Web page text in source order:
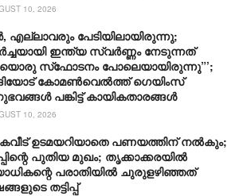
10, 2026
എല്ലാവരും പേടിയിലായിരുന്നു;
ഇന്ത്യ സ്വർണ്ണം നേടുന്നത്
സ്‌ഫോടനം പോലെയായിരുന്നു”’;
കോമൺവെൽത്ത് ഗെയിംസ്
പങ്കിട്ട് കായികതാരങ്ങൾ
10, 2026
ഉടമയറിയാതെ പണയത്തിന് നൽകും;
പുതിയ മുഖം; തൃക്കാക്കരയിൽ
പരാതിയിൽ ചുരുളഴിഞ്ഞത്
തട്ടിപ്പ്